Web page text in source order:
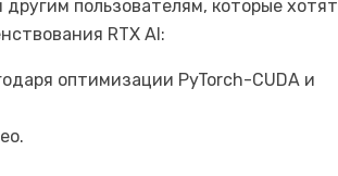
пользователям, которые хотят
RTX AI:
оптимизации PyTorch-CUDA и